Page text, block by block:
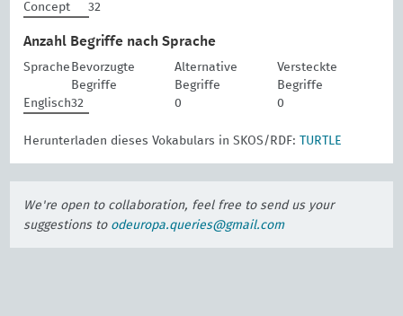
Concept
32
Anzahl Begriffe nach Sprache
Sprache Bevorzugte
Begriffe
Alternative
Begriffe
Versteckte
Begriffe
Englisch32 0 0
Herunterladen dieses Vokabulars in SKOS/RDF: TURTLE
We're open to collaboration, feel free to send us your
suggestions to odeuropa.queries@gmail.com